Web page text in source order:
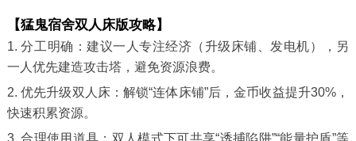
【猛鬼宿舍双人床版攻略】
1. 分工明确：建议一人专注经济（升级床铺、发电机），另
一人优先建造攻击塔，避免资源浪费。
2. 优先升级双人床：解锁“连体床铺”后，金币收益提升30%，
快速积累资源。